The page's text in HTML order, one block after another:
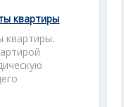
квартиры
квартиры.